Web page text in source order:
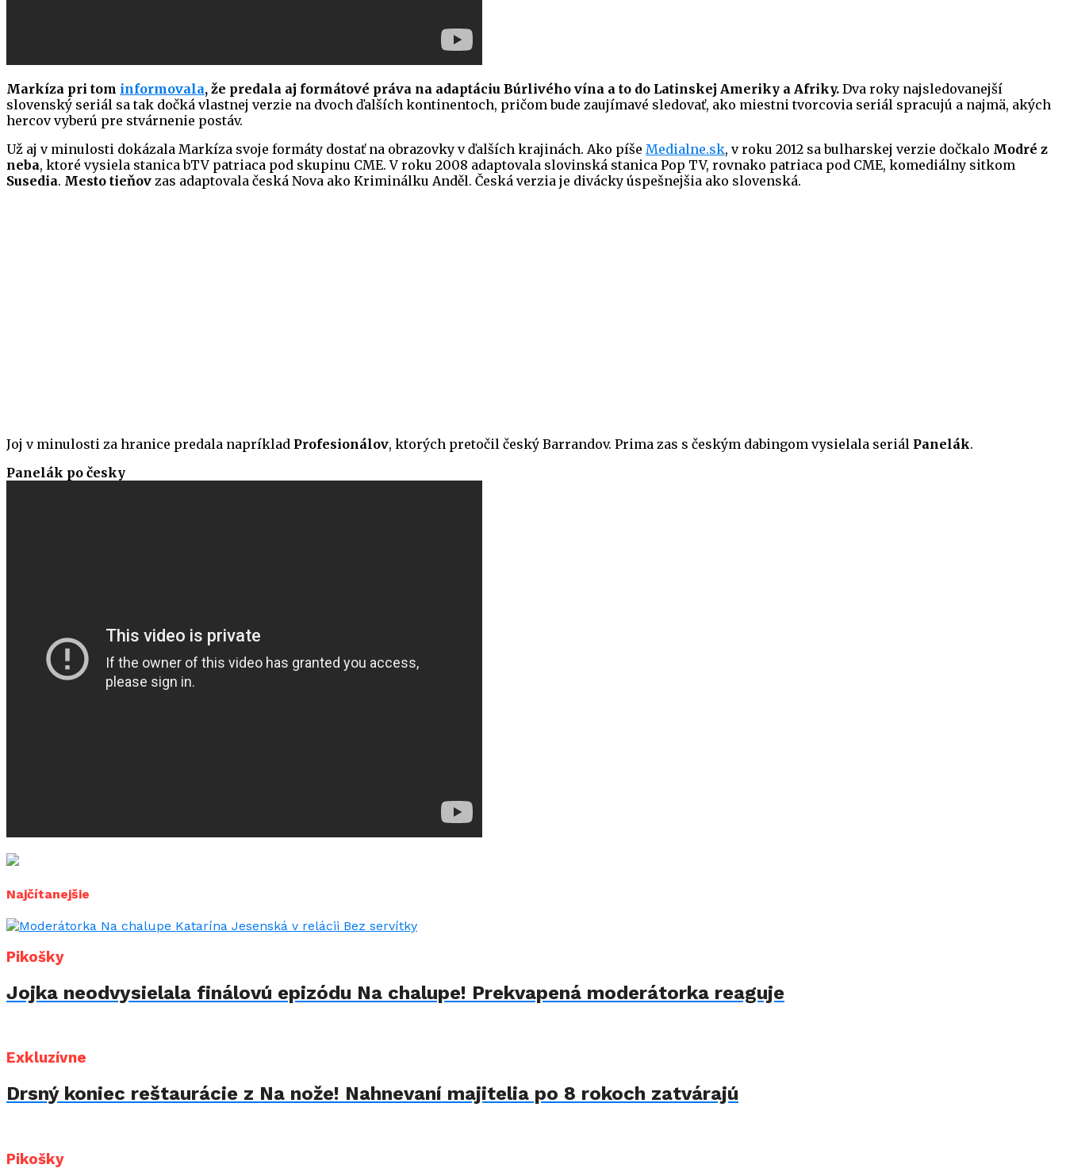
Markíza pri tom informovala, že predala aj formátové práva na adaptáciu Búrlivého vína a to do Latinskej Ameriky a Afriky. Dva roky najsledovanejší
slovenský seriál sa tak dočká vlastnej verzie na dvoch ďalších kontinentoch, pričom bude zaujímavé sledovať, ako miestni tvorcovia seriál spracujú a najmä, akých
hercov vyberú pre stvárnenie postáv.
Už aj v minulosti dokázala Markíza svoje formáty dostať na obrazovky v ďalších krajinách. Ako píše Medialne.sk, v roku 2012 sa bulharskej verzie dočkalo Modré z
neba, ktoré vysiela stanica bTV patriaca pod skupinu CME. V roku 2008 adaptovala slovinská stanica Pop TV, rovnako patriaca pod CME, komediálny sitkom
Susedia. Mesto tieňov zas adaptovala česká Nova ako Kriminálku Anděl. Česká verzia je divácky úspešnejšia ako slovenská.
Joj v minulosti za hranice predala napríklad Profesionálov, ktorých pretočil český Barrandov. Prima zas s českým dabingom vysielala seriál Panelák.
Panelák po česky
Najčítanejšie
Pikošky
Jojka neodvysielala finálovú epizódu Na chalupe! Prekvapená moderátorka reaguje
Exkluzívne
Drsný koniec reštaurácie z Na nože! Nahnevaní majitelia po 8 rokoch zatvárajú
Pikošky